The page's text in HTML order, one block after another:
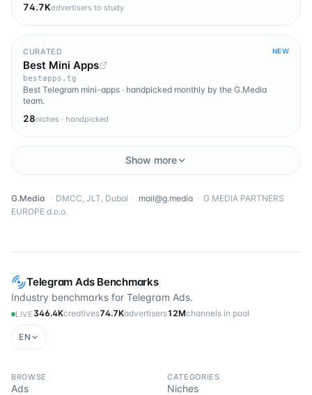
Telegram Ads Benchmarks
Industry benchmarks for Telegram Ads.
LIVE 346.4Kcreatives74.7Kadvertisers12Mchannels in pool
EN
BROWSE
Ads
CATEGORIES
Niches
74.7Kadvertisers to study
CURATED NEW
Best Mini Apps
bestapps.tg
Best Telegram mini-apps · handpicked monthly by the G.Media
team.
28niches · handpicked
Show more
G.Media · DMCC, JLT, Dubai · mail@g.media · G MEDIA PARTNERS
EUROPE d.o.o.